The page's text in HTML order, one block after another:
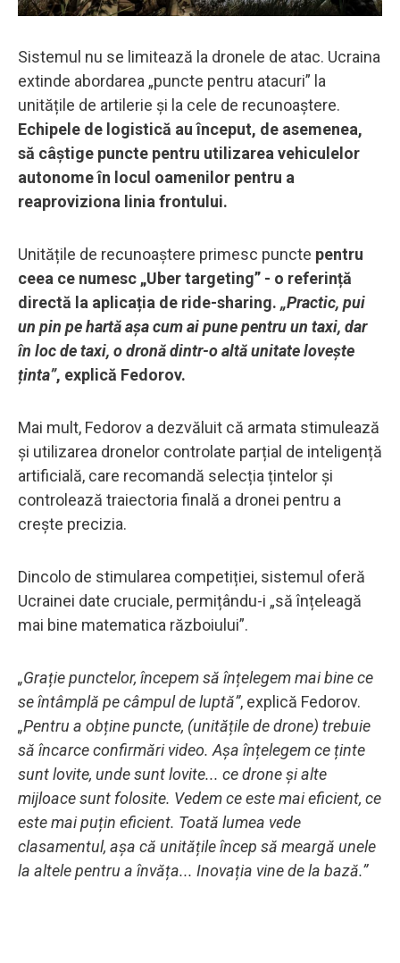
Sistemul nu se limitează la dronele de atac. Ucraina
extinde abordarea „puncte pentru atacuri” la
unitățile de artilerie și la cele de recunoaștere.
Echipele de logistică au început, de asemenea,
să câștige puncte pentru utilizarea vehiculelor
autonome în locul oamenilor pentru a
reaproviziona linia frontului.
Unitățile de recunoaștere primesc puncte pentru
ceea ce numesc „Uber targeting” - o referință
directă la aplicația de ride-sharing. „Practic, pui
un pin pe hartă așa cum ai pune pentru un taxi, dar
în loc de taxi, o dronă dintr-o altă unitate lovește
ținta”, explică Fedorov.
Mai mult, Fedorov a dezvăluit că armata stimulează
și utilizarea dronelor controlate parțial de inteligență
artificială, care recomandă selecția țintelor și
controlează traiectoria finală a dronei pentru a
crește precizia.
Dincolo de stimularea competiției, sistemul oferă
Ucrainei date cruciale, permițându-i „să înțeleagă
mai bine matematica războiului”.
„Grație punctelor, începem să înțelegem mai bine ce
se întâmplă pe câmpul de luptă”, explică Fedorov.
„Pentru a obține puncte, (unitățile de drone) trebuie
să încarce confirmări video. Așa înțelegem ce ținte
sunt lovite, unde sunt lovite... ce drone și alte
mijloace sunt folosite. Vedem ce este mai eficient, ce
este mai puțin eficient. Toată lumea vede
clasamentul, așa că unitățile încep să meargă unele
la altele pentru a învăța... Inovația vine de la bază.”